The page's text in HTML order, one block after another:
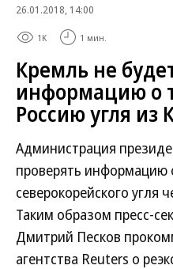
26.01.2018, 14:00
1K 1 мин.
Кремль не
информацию о
Россию угля из
Администрация
проверять информацию
северокорейского угля
Таким образом пресс-
Дмитрий Песков
агентства Reuters о